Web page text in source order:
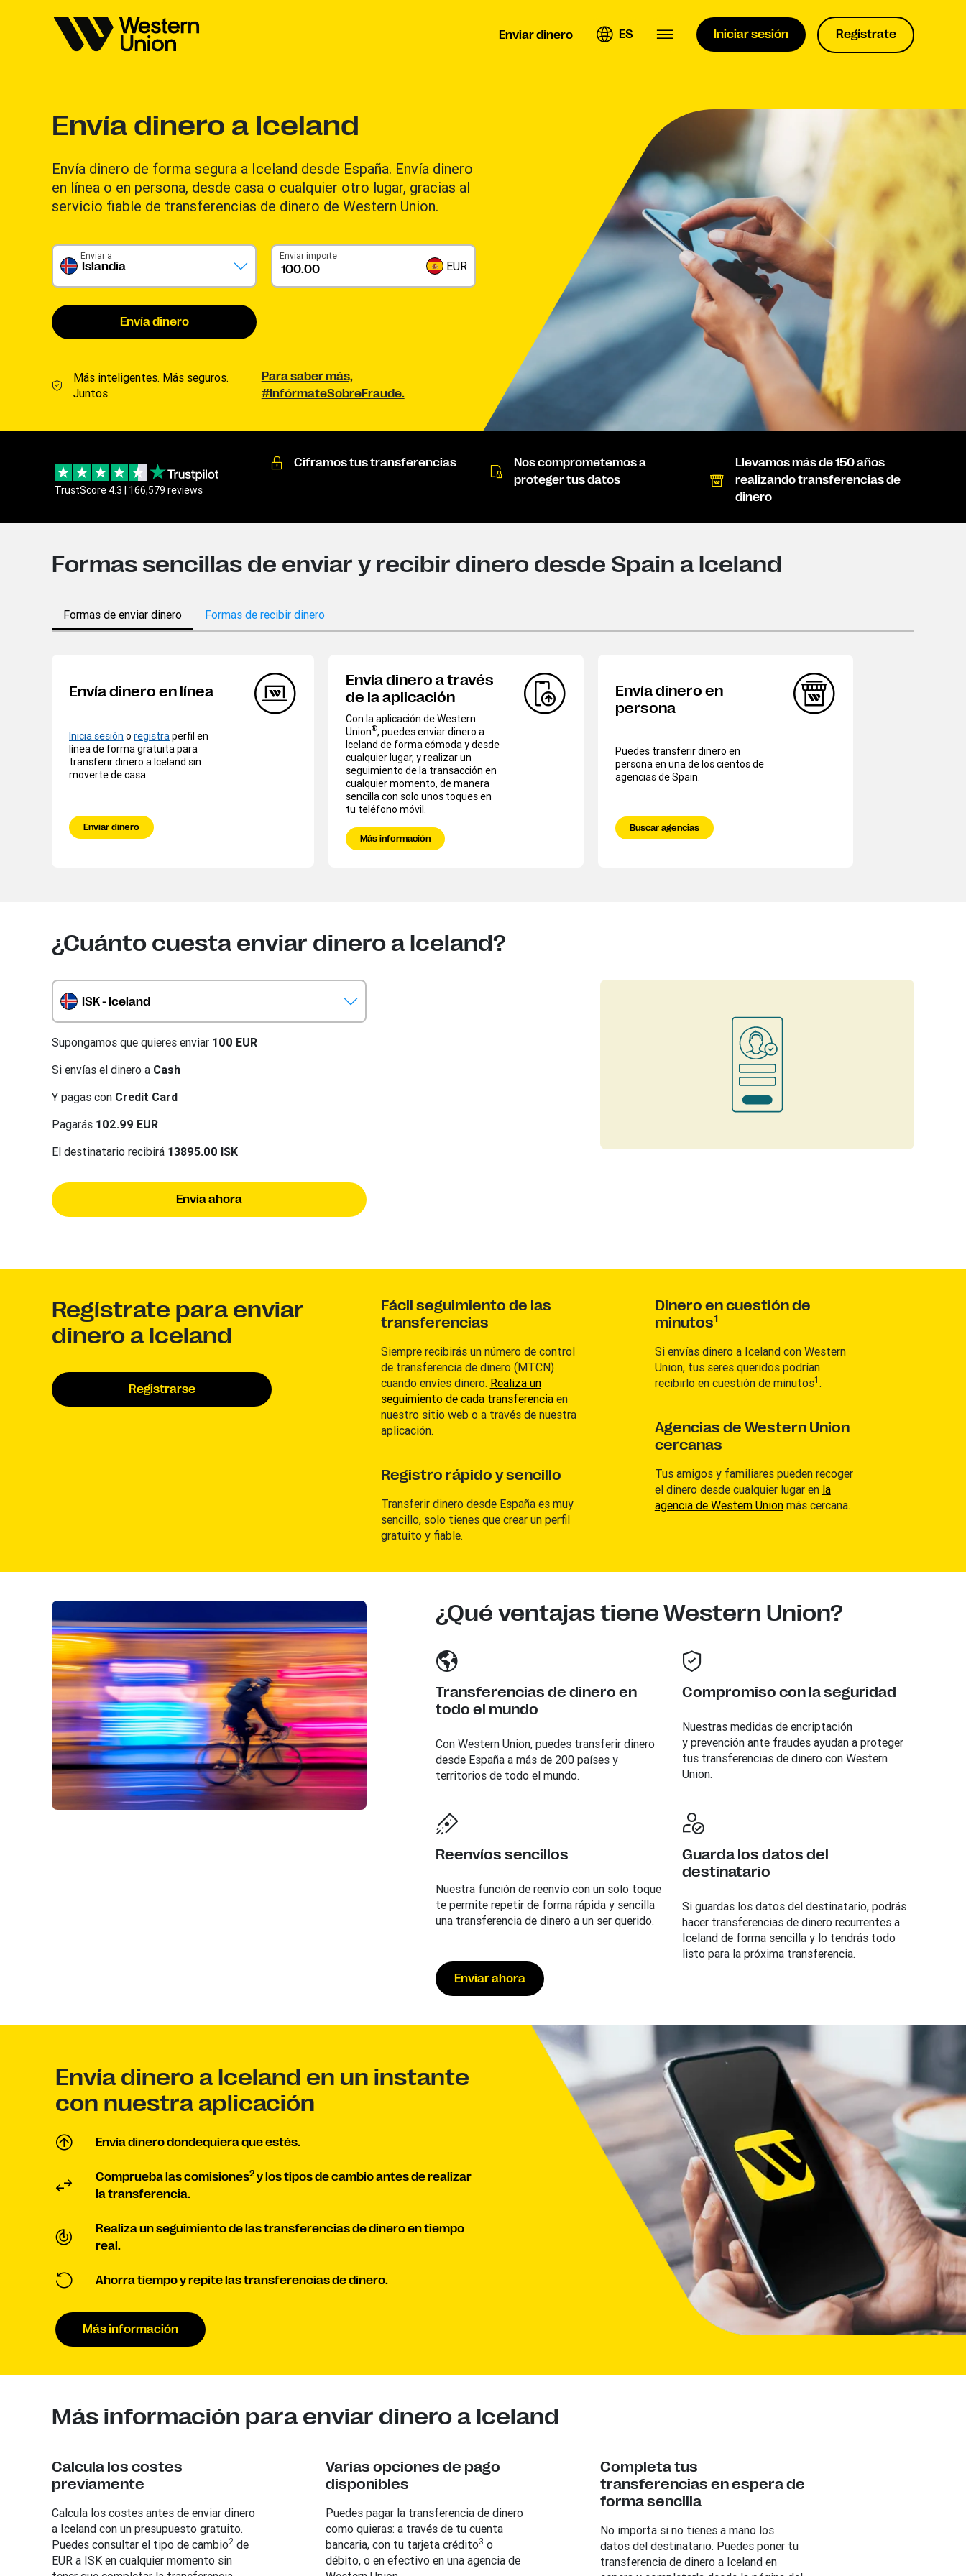
Enviar dinero ES Iniciar sesión Regístrate
Envía dinero a Iceland
Envía dinero de forma segura a Iceland desde España. Envía dinero
en línea o en persona, desde casa o cualquier otro lugar, gracias al
servicio fiable de transferencias de dinero de Western Union.
Islandia
Enviar a Enviar importe
EUR
Envía dinero
Más inteligentes. Más seguros.
Juntos.
Para saber más,
#InfórmateSobreFraude.
TrustScore 4.3 | 166,579 reviews
Ciframos tus transferencias
Nos comprometemos a
proteger tus datos
Llevamos más de 150 años
realizando transferencias de
dinero
Formas sencillas de enviar y recibir dinero desde Spain a Iceland
Formas de enviar dinero Formas de recibir dinero
Envía dinero en línea
Inicia sesión o registra perfil en
línea de forma gratuita para
transferir dinero a Iceland sin
moverte de casa.
Enviar dinero
Envía dinero a través
de la aplicación
Con la aplicación de Western
Union®, puedes enviar dinero a
Iceland de forma cómoda y desde
cualquier lugar, y realizar un
seguimiento de la transacción en
cualquier momento, de manera
sencilla con solo unos toques en
tu teléfono móvil.
Más información
Envía dinero en
persona
Puedes transferir dinero en
persona en una de los cientos de
agencias de Spain.
Buscar agencias
¿Cuánto cuesta enviar dinero a Iceland?
ISK - Iceland
Supongamos que quieres enviar 100 EUR
Si envías el dinero a Cash
Y pagas con Credit Card
Pagarás 102.99 EUR
El destinatario recibirá 13895.00 ISK
Envía ahora
Regístrate para enviar
dinero a Iceland
Registrarse
Fácil seguimiento de las
transferencias
Siempre recibirás un número de control
de transferencia de dinero (MTCN)
cuando envíes dinero. Realiza un
seguimiento de cada transferenciaen
nuestro sitio web o a través de nuestra
aplicación.
Registro rápido y sencillo
Transferir dinero desde España es muy
sencillo, solo tienes que crear un perfil
gratuito y fiable.
Dinero en cuestión de
minutos1
Si envías dinero a Iceland con Western
Union, tus seres queridos podrían
recibirlo en cuestión de minutos1 .
Agencias de Western Union
cercanas
Tus amigos y familiares pueden recoger
el dinero desde cualquier lugar en la
agencia de Western Unionmás cercana.
¿Qué ventajas tiene Western Union?
Transferencias de dinero en
todo el mundo
Con Western Union, puedes transferir dinero
desde España a más de 200 países y
territorios de todo el mundo.
Compromiso con la seguridad
Nuestras medidas de encriptación
y prevención ante fraudes ayudan a proteger
tus transferencias de dinero con Western
Union.
Reenvíos sencillos
Nuestra función de reenvío con un solo toque
te permite repetir de forma rápida y sencilla
una transferencia de dinero a un ser querido.
Guarda los datos del
destinatario
Si guardas los datos del destinatario, podrás
hacer transferencias de dinero recurrentes a
Iceland de forma sencilla y lo tendrás todo
listo para la próxima transferencia.
Enviar ahora
Envía dinero a Iceland en un instante
con nuestra aplicación
Envía dinero dondequiera que estés.
Comprueba las comisiones2 y los tipos de cambio antes de realizar
la transferencia.
Realiza un seguimiento de las transferencias de dinero en tiempo
real.
Ahorra tiempo y repite las transferencias de dinero.
Más información
Más información para enviar dinero a Iceland
Calcula los costes
previamente
Calcula los costes antes de enviar dinero
a Iceland con un presupuesto gratuito.
Puedes consultar el tipo de cambio2 de
EUR a ISK en cualquier momento sin
Varias opciones de pago
disponibles
Puedes pagar la transferencia de dinero
como quieras: a través de tu cuenta
bancaria, con tu tarjeta crédito3 o
débito, o en efectivo en una agencia de
Completa tus
transferencias en espera de
forma sencilla
No importa si no tienes a mano los
datos del destinatario. Puedes poner tu
transferencia de dinero a Iceland en